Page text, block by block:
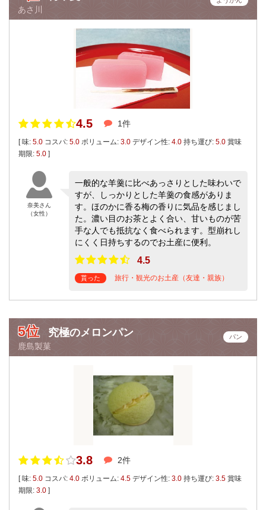
あさ川
4.5 1件
[ 味: 5.0 コスパ: 5.0 ボリューム: 3.0 デザイン性: 4.0 持ち運び: 5.0 賞味
期限: 5.0 ]
奈美さん
（女性）
一般的な羊羹に比べあっさりとした味わいで
すが、しっかりとした羊羹の食感がありま
す。ほのかに香る梅の香りに気品を感じまし
た。濃い目のお茶とよく合い、甘いものが苦
手な人でも抵抗なく食べられます。型崩れし
にくく日持ちするのでお土産に便利。
4.5
貰った 旅行・観光のお土産（友達・親族）
5位 究極のメロンパン
鹿島製菓
パン
3.8 2件
[ 味: 5.0 コスパ: 4.0 ボリューム: 4.5 デザイン性: 3.0 持ち運び: 3.5 賞味
期限: 3.0 ]